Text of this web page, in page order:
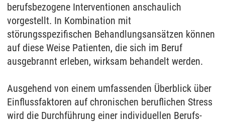
berufsbezogene Interventionen anschaulich
vorgestellt. In Kombination mit
störungsspezifischen Behandlungsansätzen können
auf diese Weise Patienten, die sich im Beruf
ausgebrannt erleben, wirksam behandelt werden.
Ausgehend von einem umfassenden Überblick über
Einflussfaktoren auf chronischen beruflichen Stress
wird die Durchführung einer individuellen Berufs-